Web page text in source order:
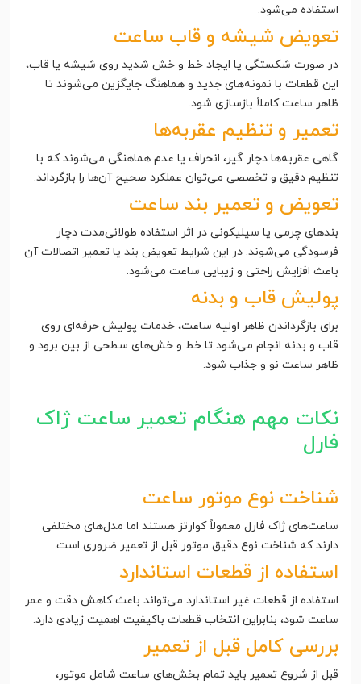
استفاده می‌شود.
تعویض شیشه و قاب ساعت
در صورت شکستگی یا ایجاد خط و خش شدید روی شیشه یا قاب،
این قطعات با نمونه‌های جدید و هماهنگ جایگزین می‌شوند تا
ظاهر ساعت کاملاً بازسازی شود.
تعمیر و تنظیم عقربه‌ها
گاهی عقربه‌ها دچار گیر، انحراف یا عدم هماهنگی می‌شوند که با
تنظیم دقیق و تخصصی می‌توان عملکرد صحیح آن‌ها را بازگرداند.
تعویض و تعمیر بند ساعت
بندهای چرمی یا سیلیکونی در اثر استفاده طولانی‌مدت دچار
فرسودگی می‌شوند. در این شرایط تعویض بند یا تعمیر اتصالات آن
باعث افزایش راحتی و زیبایی ساعت می‌شود.
پولیش قاب و بدنه
برای بازگرداندن ظاهر اولیه ساعت، خدمات پولیش حرفه‌ای روی
قاب و بدنه انجام می‌شود تا خط و خش‌های سطحی از بین برود و
ظاهر ساعت نو و جذاب شود.
نکات مهم هنگام تعمیر ساعت ژاک
فارل
شناخت نوع موتور ساعت
ساعت‌های ژاک فارل معمولاً کوارتز هستند اما مدل‌های مختلفی
دارند که شناخت نوع دقیق موتور قبل از تعمیر ضروری است.
استفاده از قطعات استاندارد
استفاده از قطعات غیر استاندارد می‌تواند باعث کاهش دقت و عمر
ساعت شود، بنابراین انتخاب قطعات باکیفیت اهمیت زیادی دارد.
بررسی کامل قبل از تعمیر
قبل از شروع تعمیر باید تمام بخش‌های ساعت شامل موتور،